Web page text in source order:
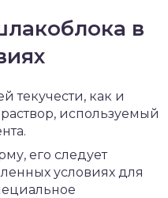
в
текучести, как и
используемый
его следует
условиях для